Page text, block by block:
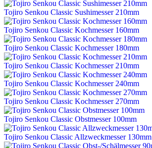
Tojiro Senkou Classic Sushimesser 210mm
Tojiro Senkou Classic Kochmesser 160mm
Tojiro Senkou Classic Kochmesser 180mm
Tojiro Senkou Classic Kochmesser 210mm
Tojiro Senkou Classic Kochmesser 240mm
Tojiro Senkou Classic Kochmesser 270mm
Tojiro Senkou Classic Obstmesser 100mm
Tojiro Senkou Classic Allzweckmesser 130mm